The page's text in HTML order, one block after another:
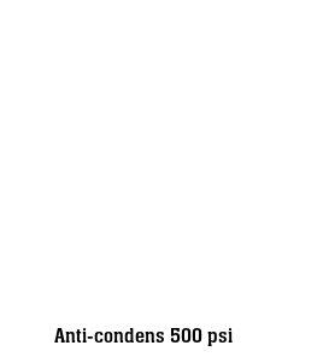
Anti-condens 500 psi